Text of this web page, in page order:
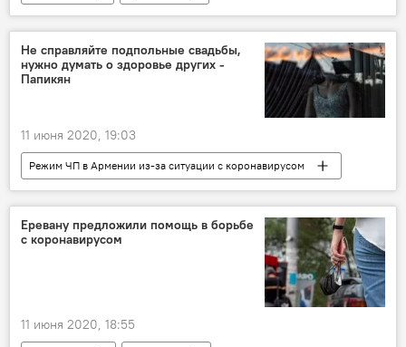
Армен Саркисян
Владимир Путин
Новости Армения
поздравление
Не справляйте подпольные свадьбы,
нужно думать о здоровье других -
Папикян
11 июня 2020, 19:03
Режим ЧП в Армении из-за ситуации с коронавирусом
Общество
Армения
свадьбы
коронавирус
Сурен Папикян
Еревану предложили помощь в борьбе
с коронавирусом
11 июня 2020, 18:55